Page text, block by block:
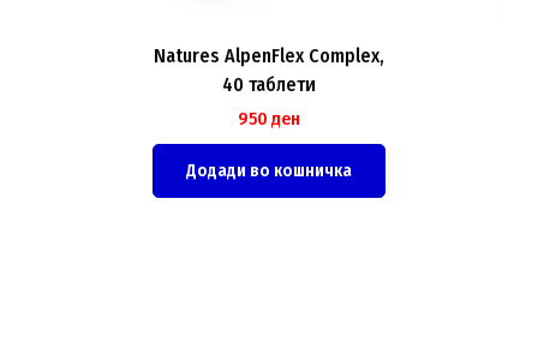
Natures AlpenFlex Complex,
40 таблети
950 ден
Додади во кошничка